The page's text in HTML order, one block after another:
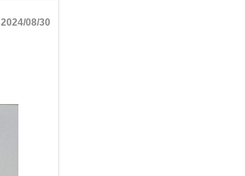
2024/08/30